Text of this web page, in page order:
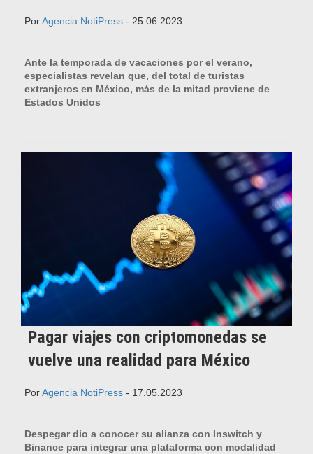
PorAgencia NotiPress - 25.06.2023
Ante la temporada de vacaciones por el verano,
especialistas revelan que, del total de turistas
extranjeros en México, más de la mitad proviene de
Estados Unidos
Pagar viajes con criptomonedas se
vuelve una realidad para México
PorAgencia NotiPress - 17.05.2023
Despegar dio a conocer su alianza con Inswitch y
Binance para integrar una plataforma con modalidad